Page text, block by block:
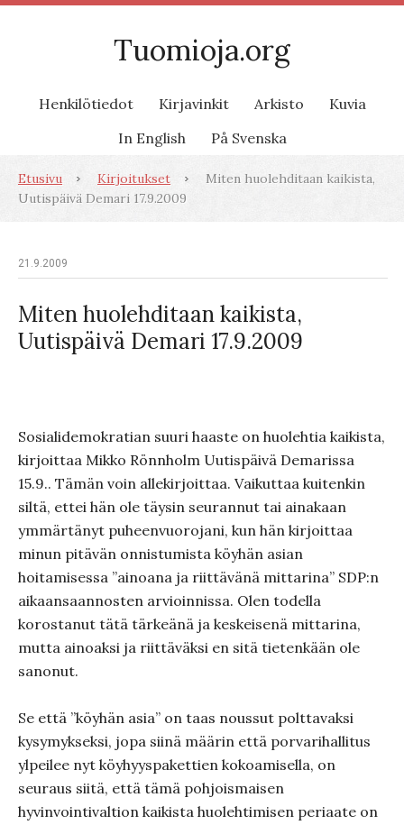
Tuomioja.org
Henkilötiedot Kirjavinkit Arkisto
Kuvia
In English
På Svenska
Etusivu Kirjoitukset
Miten huolehditaan kaikista,
Uutispäivä Demari 17.9.2009
21.9.2009
Miten huolehditaan kaikista,
Uutispäivä Demari 17.9.2009
Sosialidemokratian suuri haaste on huolehtia kaikista,
kirjoittaa Mikko Rönnholm Uutispäivä Demarissa
15.9.. Tämän voin allekirjoittaa. Vaikuttaa kuitenkin
siltä, ettei hän ole täysin seurannut tai ainakaan
ymmärtänyt puheenvuorojani, kun hän kirjoittaa
minun pitävän onnistumista köyhän asian
hoitamisessa ”ainoana ja riittävänä mittarina” SDP:n
aikaansaannosten arvioinnissa. Olen todella
korostanut tätä tärkeänä ja keskeisenä mittarina,
mutta ainoaksi ja riittäväksi en sitä tietenkään ole
sanonut.
Se että ”köyhän asia” on taas noussut polttavaksi
kysymykseksi, jopa siinä määrin että porvarihallitus
ylpeilee nyt köyhyyspakettien kokoamisella, on
seuraus siitä, että tämä pohjoismaisen
hyvinvointivaltion kaikista huolehtimisen periaate on